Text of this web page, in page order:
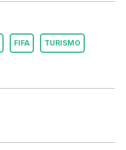
FIFA TURISMO